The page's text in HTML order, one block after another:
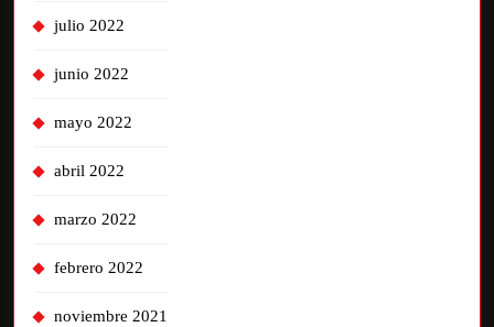
julio 2022
junio 2022
mayo 2022
abril 2022
marzo 2022
febrero 2022
noviembre 2021